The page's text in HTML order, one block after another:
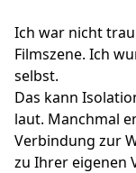
Ich war nicht
Filmszene. Ich
selbst.
Das kann
laut. Manchmal
Verbindung zur
zu Ihrer eigenen